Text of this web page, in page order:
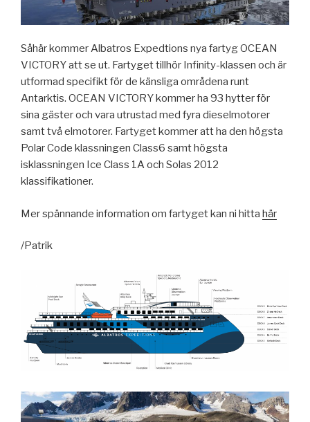
Såhär kommer Albatros Expedtions nya fartyg OCEAN
VICTORY att se ut. Fartyget tillhör Infinity-klassen och är
utformad specifikt för de känsliga områdena runt
Antarktis. OCEAN VICTORY kommer ha 93 hytter för
sina gäster och vara utrustad med fyra dieselmotorer
samt två elmotorer. Fartyget kommer att ha den högsta
Polar Code klassningen Class6 samt högsta
isklassningen Ice Class 1A och Solas 2012
klassifikationer.
Mer spännande information om fartyget kan ni hitta här
/Patrik